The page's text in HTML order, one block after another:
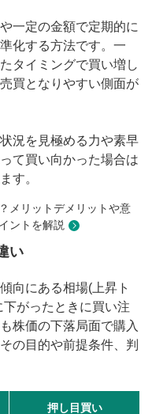
一定の金額で定期的に
化する方法です。一
タイミングで買い増し
買となりやすい側面が
況を見極める力や素早
て買い向かった場合は
す。
メリットデメリットや意
ントを解説
い
向にある相場(上昇ト
がったときに買い注
株価の下落局面で購入
の目的や前提条件、判
押し目買い